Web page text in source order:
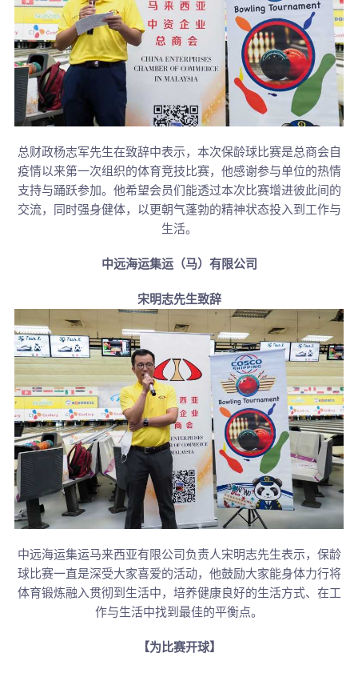
总财政杨志军先生在致辞中表示，本次保龄球比赛是总商会自
疫情以来第一次组织的体育竞技比赛，他感谢参与单位的热情
支持与踊跃参加。他希望会员们能透过本次比赛增进彼此间的
交流，同时强身健体，以更朝气蓬勃的精神状态投入到工作与
生活。
中远海运集运（马）有限公司
宋明志先生致辞
中远海运集运马来西亚有限公司负责人宋明志先生表示，保龄
球比赛一直是深受大家喜爱的活动，他鼓励大家能身体力行将
体育锻炼融入贯彻到生活中，培养健康良好的生活方式、在工
作与生活中找到最佳的平衡点。
【为比赛开球】